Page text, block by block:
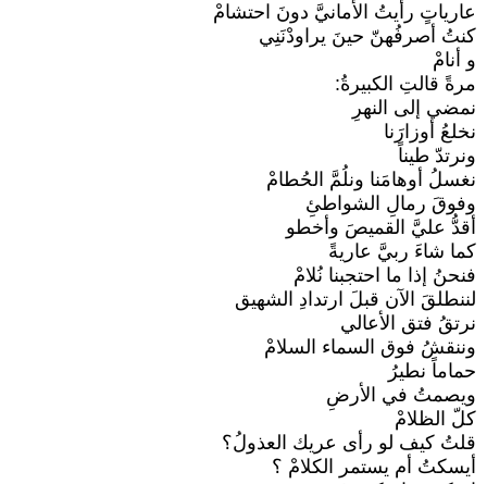
عارياتٍ رأيتُ الأمانيَّ دونَ احتشامْ
كنتُ أصرفُهنّ حينَ يراودْنَنِي
و أنامْ
مرةً قالتِ الكبيرةُ:
نمضي إلى النهرِ
نخلعُ أوزارَنا
ونرتدّ طيناً
نغسلُ أوهامَنا ونلُمَّ الحُطامْ
وفوقَ رمالِ الشواطئِ
أقدُّ عليَّ القميصَ وأخطو
كما شاءَ ربيَّ عاريةً
فنحنُ إذا ما احتجبنا نُلامْ
لننطلقَ الآن قبلَ ارتدادِ الشهيق
نرتقُ فتق الأعالي
وننقشُ فوق السماء السلامْ
حماماً نطيرُ
ويصمتُ في الأرضِ
كلّ الظلامْ
قلتُ كيف لو رأى عريك العذولُ؟
أيسكتُ أم يستمر الكلامْ ؟